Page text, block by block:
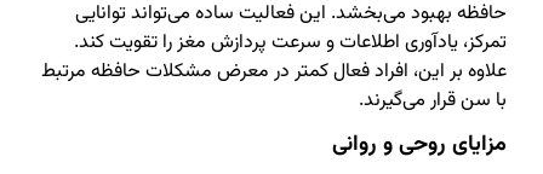
حافظه بهبود می‌بخشد. این فعالیت ساده می‌تواند توانایی
تمرکز، یادآوری اطلاعات و سرعت پردازش مغز را تقویت کند.
علاوه بر این، افراد فعال کمتر در معرض مشکلات حافظه مرتبط
با سن قرار می‌گیرند.
مزایای روحی و روانی